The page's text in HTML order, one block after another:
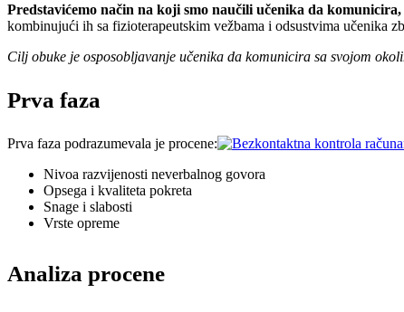
Predstavićemo način na koji smo naučili učenika da
kombinujući ih sa fizioterapeutskim vežbama i odsustvima učenika
Cilj obuke je osposobljavanje učenika da komunicira sa svojom
Prva faza
Prva faza podrazumevala je procene:
Nivoa razvijenosti neverbalnog govora
Opsega i kvaliteta pokreta
Snage i slabosti
Vrste opreme
Analiza procene